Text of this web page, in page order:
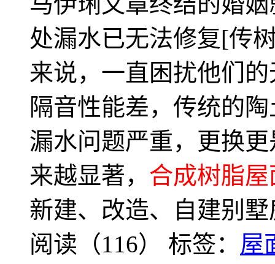
处漏水已无法修复[传
来说，一直困扰他们
隔音性能差，传统的
漏水问题严重，更换
来越显著， 合成树脂屋
新建、改造、自建别
阅读（116） 标签： 屋